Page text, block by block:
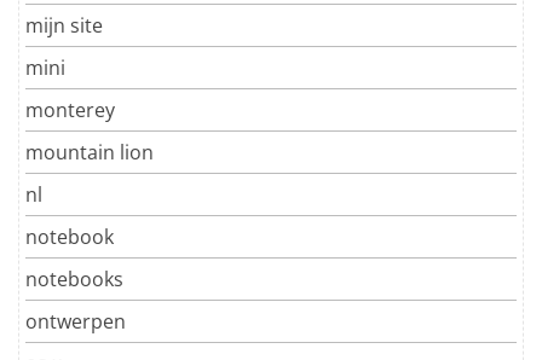
mijn site
mini
monterey
mountain lion
nl
notebook
notebooks
ontwerpen